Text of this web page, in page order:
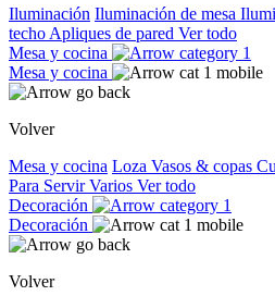
Iluminación Iluminación de mesa
techo Apliques de pared Ver todo
Mesa y cocina
Mesa y cocina
Volver
Mesa y cocina Loza Vasos & copas
Para ServirVarios Ver todo
Decoración
Decoración
Volver